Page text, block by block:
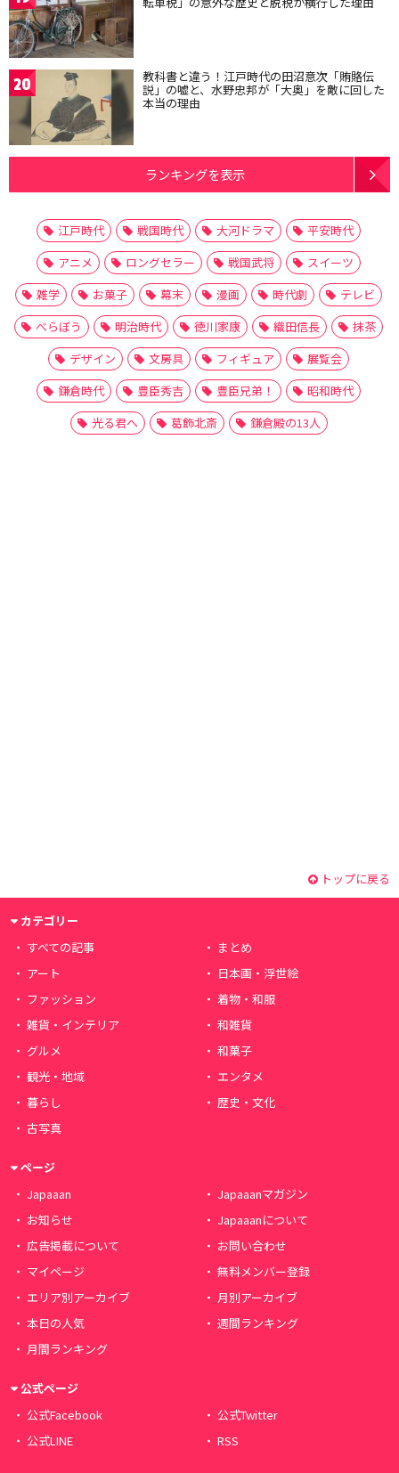
20 教科書と違う！江戸時代の田沼意次「賄賂伝
説」の嘘と、水野忠邦が「大奥」を敵に回した
本当の理由
ランキングを表示
江戸時代 戦国時代 大河ドラマ
平安時代
アニメ
ロングセラー 戦国武将
スイーツ
雑学
お菓子 幕末 漫画 時代劇
テレビ
べらぼう
明治時代 徳川家康 織田信長
抹茶
デザイン
文房具 フィギュア
展覧会
鎌倉時代
豊臣秀吉 豊臣兄弟！
昭和時代
光る君へ
葛飾北斎 鎌倉殿の13人
トップに戻る
カテゴリー
すべての記事
まとめ
アート
日本画・浮世絵
ファッション
着物・和服
雑貨・インテリア
和雑貨
グルメ
和菓子
観光・地域
エンタメ
暮らし
歴史・文化
古写真
ページ
Japaaan
Japaaanマガジン
お知らせ
Japaaanについて
広告掲載について
お問い合わせ
マイページ
無料メンバー登録
エリア別アーカイブ
月別アーカイブ
本日の人気
週間ランキング
月間ランキング
公式ページ
公式Facebook
公式Twitter
公式LINE
RSS